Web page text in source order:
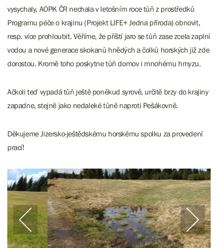
vysychaly, AOPK ČR nechala v letošním roce tůň z prostředků
Programu péče o krajinu (Projekt LIFE+ Jedna příroda) obnovit,
resp. více prohloubit. Věříme, že příští jaro se tůň zase zcela zaplní
vodou a nové generace skokanů hnědých a čolků horských již zde
dorostou. Kromě toho poskytne tůň domov i mnohému hmyzu.
Ačkoli teď vypadá tůň ještě poněkud syrově, určitě brzy do krajiny
zapadne, stejně jako nedaleké tůně naproti Pešákovně.
Děkujeme Jizersko-ještědskému horskému spolku za provedení
prací!